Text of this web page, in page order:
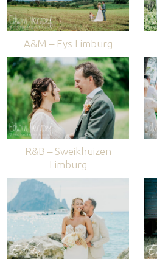
A&M – Eys Limburg
R&B – Sweikhuizen
Limburg